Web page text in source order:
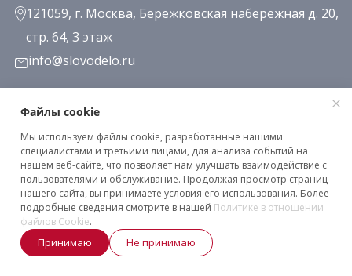
121059, г. Москва, Бережковская набережная д. 20,
стр. 64, 3 этаж
info@slovodelo.ru
Заказать звонок
Подписаться на рассылку
Клиентское соглашение
Политика конфиденциальности
2026 © «Словодело». Все права защищены
Файлы cookie
Мы используем файлы cookie, разработанные нашими
специалистами и третьими лицами, для анализа событий на
нашем веб-сайте, что позволяет нам улучшать взаимодействие с
пользователями и обслуживание. Продолжая просмотр страниц
нашего сайта, вы принимаете условия его использования. Более
подробные сведения смотрите в нашей Политике в отношении
файлов Cookie.
Принимаю Не принимаю